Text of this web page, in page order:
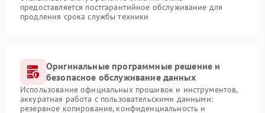
предоставляется постгарантийное обслуживание для
продления срока службы техники
Оригинальные программные решение и
безопасное обслуживание данных
Использование официальных прошивок и инструментов,
аккуратная работа с пользовательскими данными:
резервное копирование, конфиденциальность и